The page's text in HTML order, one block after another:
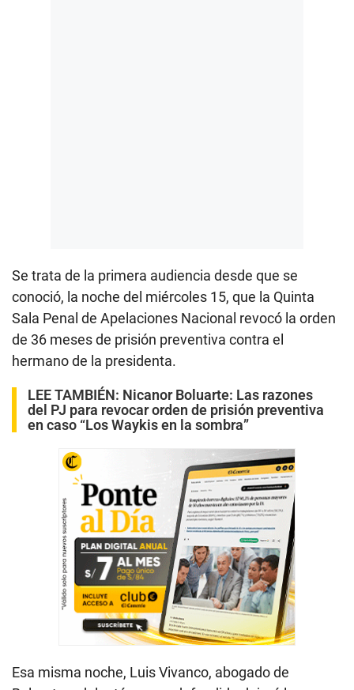
Se trata de la primera audiencia desde que se
conoció, la noche del miércoles 15, que la Quinta
Sala Penal de Apelaciones Nacional revocó la orden
de 36 meses de prisión preventiva contra el
hermano de la presidenta.
LEE TAMBIÉN: Nicanor Boluarte: Las razones
del PJ para revocar orden de prisión preventiva
en caso “Los Waykis en la sombra”
Esa misma noche, Luis Vivanco, abogado de